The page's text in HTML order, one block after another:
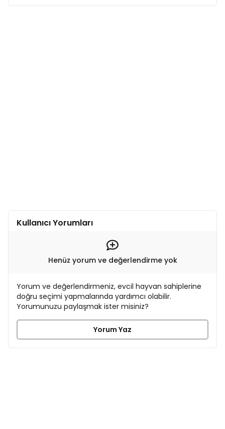
Kullanıcı Yorumları
Henüz yorum ve değerlendirme yok
Yorum ve değerlendirmeniz, evcil hayvan sahiplerine
doğru seçimi yapmalarında yardımcı olabilir.
Yorumunuzu paylaşmak ister misiniz?
Yorum Yaz